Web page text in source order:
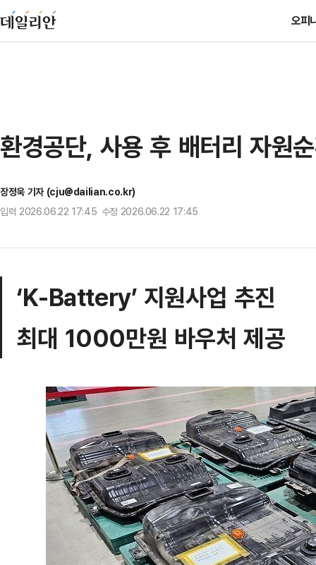
오피
환경공단, 사용 후 배터리 자원
장정욱 기자 (cju@dailian.co.kr)
입력 2026.06.22 17:45 수정 2026.06.22 17:45
‘K-Battery’ 지원사업 추진
최대 1000만원 바우처 제공